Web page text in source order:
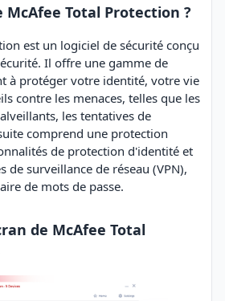
McAfee Total Protection ?
est un logiciel de sécurité conçu
Il offre une gamme de
à protéger votre identité, votre vie
contre les menaces, telles que les
les tentatives de
comprend une protection
de protection d'identité et
de surveillance de réseau (VPN),
de mots de passe.
de McAfee Total